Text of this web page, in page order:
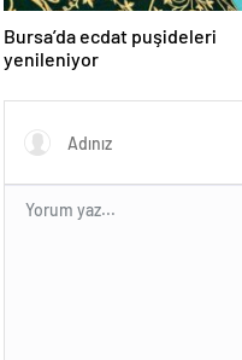
Bursa’da ecdat puşideleri
yenileniyor